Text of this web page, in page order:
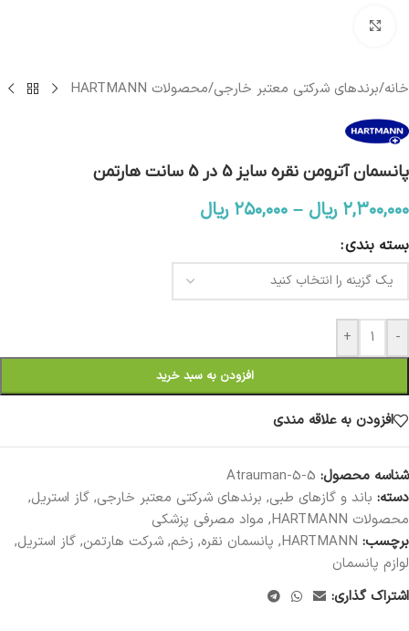
خانه/برندهای شرکتی معتبر خارجی/محصولات HARTMANN
پانسمان آترومن نقره سایز 5 در 5 سانت هارتمن
۲,۳۰۰,۰۰۰ ریال – ۲۵۰,۰۰۰ ریال
بسته بندی
-
+
افزودن به سبد خرید
افزودن به علاقه مندی
شناسه محصول: Atrauman-5-5
دسته: باند و گازهای طبی, برندهای شرکتی معتبر خارجی, گاز استریل,
محصولات HARTMANN
, مواد مصرفی پزشکی
برچسب: HARTMANN
, پانسمان نقره, زخم, شرکت هارتمن, گاز استریل,
لوازم پانسمان
اشتراک گذاری: